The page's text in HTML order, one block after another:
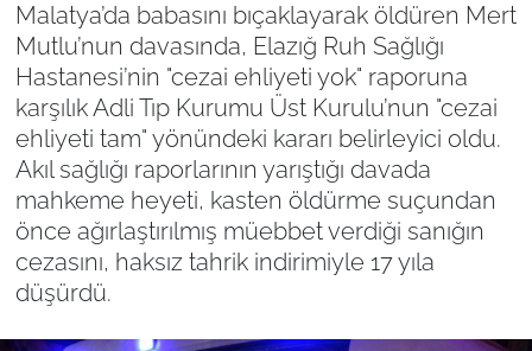
Malatya’da babasını bıçaklayarak öldüren Mert
Mutlu’nun davasında, Elazığ Ruh Sağlığı
Hastanesi’nin "cezai ehliyeti yok" raporuna
karşılık Adli Tıp Kurumu Üst Kurulu’nun "cezai
ehliyeti tam" yönündeki kararı belirleyici oldu.
Akıl sağlığı raporlarının yarıştığı davada
mahkeme heyeti, kasten öldürme suçundan
önce ağırlaştırılmış müebbet verdiği sanığın
cezasını, haksız tahrik indirimiyle 17 yıla
düşürdü.